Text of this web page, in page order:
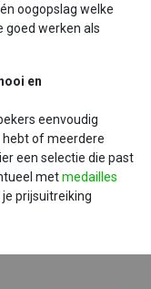
oogopslag welke
goed werken als
en
eenvoudig
hebt of meerdere
een selectie die past
metmedailles
prijsuitreiking